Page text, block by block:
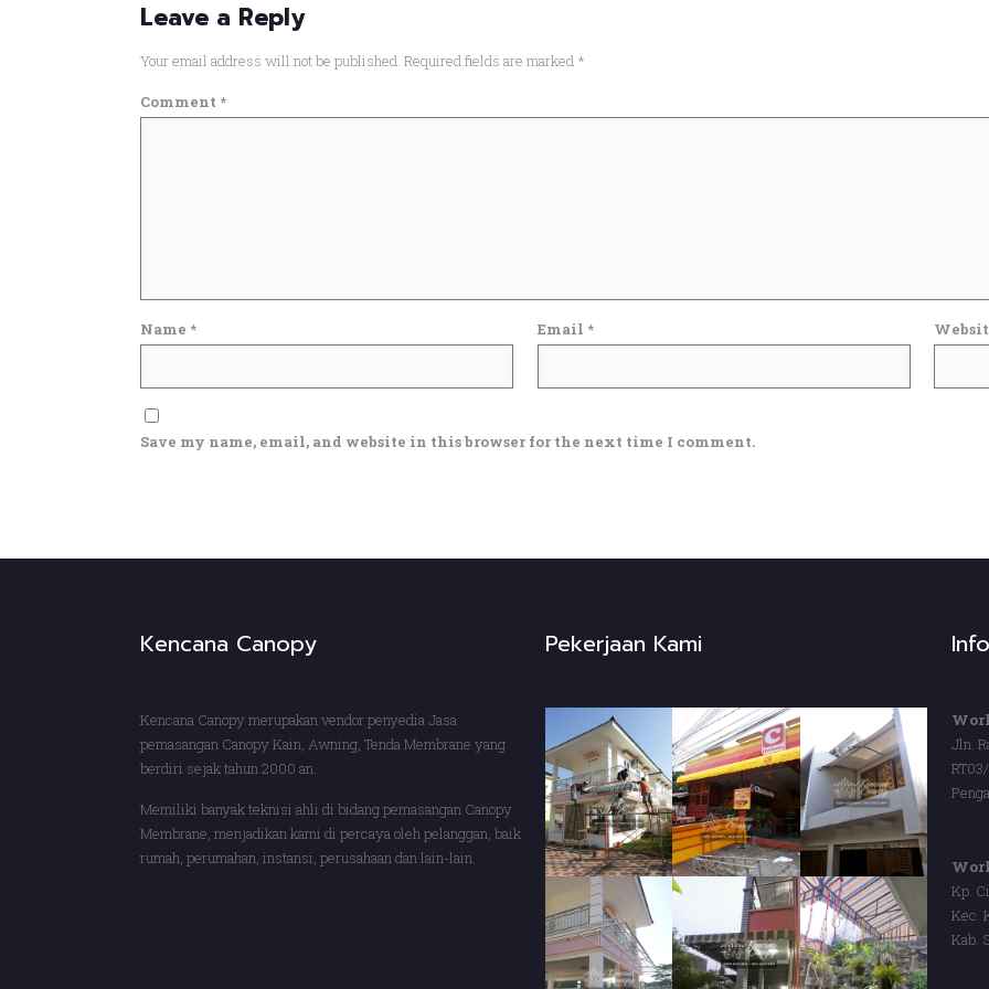
Leave a Reply
Your email address will not be published. Required fields are marked *
Comment *
Name * Email *
Save my name, email, and website in this browser for the next time I comment.
Kencana Canopy
Kencana Canopy merupakan vendor penyedia Jasa
pemasangan Canopy Kain, Awning, Tenda Membrane yang
berdiri sejak tahun 2000 an.
Memiliki banyak teknisi ahli di bidang pemasangan Canopy
Membrane, menjadikan kami di percaya oleh pelanggan, baik
rumah, perumahan, instansi, perusahaan dan lain-lain.
Pekerjaan Kami
Jln.
Kp.
Kec.
Kab.